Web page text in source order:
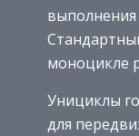
моноцикле
Унициклы
для